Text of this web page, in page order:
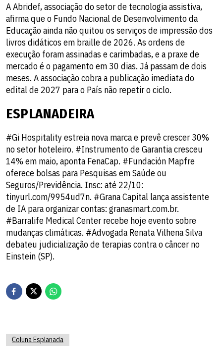
A Abridef, associação do setor de tecnologia assistiva,
afirma que o Fundo Nacional de Desenvolvimento da
Educação ainda não quitou os serviços de impressão dos
livros didáticos em braille de 2026. As ordens de
execução foram assinadas e carimbadas, e a praxe de
mercado é o pagamento em 30 dias. Já passam de dois
meses. A associação cobra a publicação imediata do
edital de 2027 para o País não repetir o ciclo.
ESPLANADEIRA
#Gi Hospitality estreia nova marca e prevê crescer 30%
no setor hoteleiro. #Instrumento de Garantia cresceu
14% em maio, aponta FenaCap. #Fundación Mapfre
oferece bolsas para Pesquisas em Saúde ou
Seguros/Previdência. Insc: até 22/10:
tinyurl.com/9954ud7n. #Grana Capital lança assistente
de IA para organizar contas: granasmart.com.br.
#Barralife Medical Center recebe hoje evento sobre
mudanças climáticas. #Advogada Renata Vilhena Silva
debateu judicialização de terapias contra o câncer no
Einstein (SP).
Coluna Esplanada